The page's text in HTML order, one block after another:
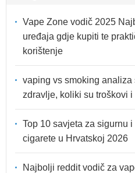
Vape Zone vodič 2025
uređaja gdje kupiti te
korištenje
vaping vs smoking analiza
zdravlje, koliki su troškovi
Top 10 savjeta za sigurnu
cigarete u Hrvatskoj 2026
Najbolji reddit vodič za